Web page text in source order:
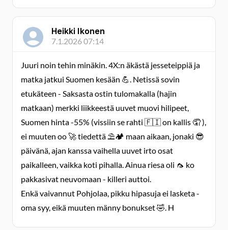
Heikki Ikonen
7.1.2026 07:14
Juuri noin tehin minäkin. 4X:n äkästä jesseteippiä ja
matka jatkui Suomen kesään 💪. Netissä sovin
etukäteen - Saksasta ostin tulomakalla (hajin
matkaan) merkki liikkeestä uuvet muovi hilipeet,
Suomen hinta -55% (vissiin se rahti 🇫🇮 on kallis 🤦 ),
ei muuten oo 🚀 tiedettä ⛱️🏕 maan aikaan, jonaki 😎
päivänä, ajan kanssa vaihella uuvet irto osat
paikalleen, vaikka koti pihalla. Ainua riesa oli 🦟 ko
pakkasivat neuvomaan - killeri auttoi.
Enkä vaivannut Pohjolaa, pikku hipasuja ei lasketa -
oma syy, eikä muuten männy bonukset 🤣. H